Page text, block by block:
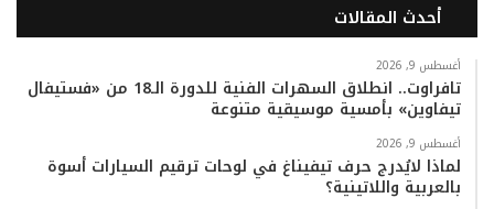
س
و
ك
ي
ر
ت
ي
و
ب
س
ت
ر
k
T
k
ت
ب
أحدث المقالات
أغسطس 9, 2026
تافراوت.. انطلاق السهرات الفنية للدورة الـ18 من «فستيفال
تيفاوين» بأمسية موسيقية متنوعة
أغسطس 9, 2026
لماذا لايُدرج حرف تيفيناغ في لوحات ترقيم السيارات أسوة
بالعربية واللاتينية؟